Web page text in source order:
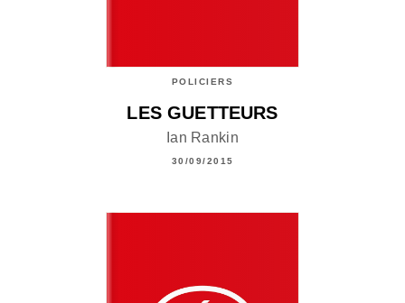
POLICIERS
LES GUETTEURS
Ian Rankin
30/09/2015